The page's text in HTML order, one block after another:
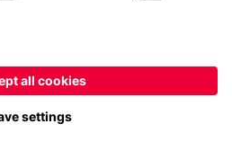
e spese di spedizione escluse
München AG
Säbener Str. 51-57, 81547 Monaco
per consegnare lì!
per consegnare lì!